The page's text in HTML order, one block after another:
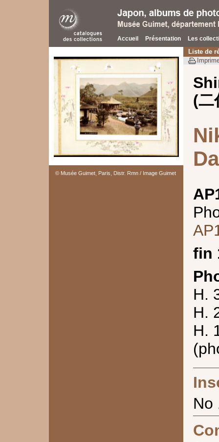
Accueil Présentation Les
© Musée Guimet, Paris, Distr. Rmn / Image Guimet
Liste de
(二
fin
H.
H.
H.
No